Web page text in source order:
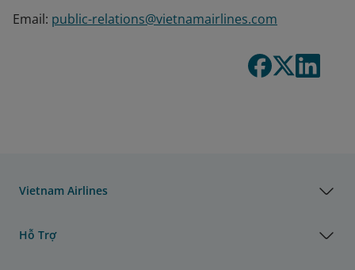
Email: public-relations@vietnamairlines.com
Vietnam Airlines
Hỗ Trợ